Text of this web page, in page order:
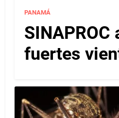
PANAMÁ
fuertes